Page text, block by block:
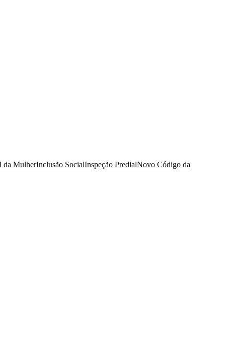
da MulherInclusão SocialInspeção PredialNovo Código da